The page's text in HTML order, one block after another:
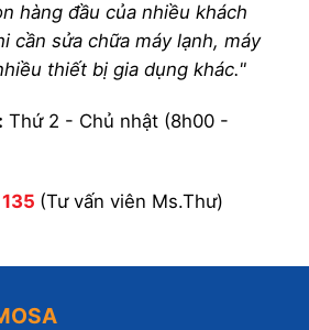
hàng đầu của nhiều khách
cần sửa chữa máy lạnh, máy
thiết bị gia dụng khác."
Thứ 2 - Chủ nhật (8h00 -
(Tư vấn viên Ms.Thư)